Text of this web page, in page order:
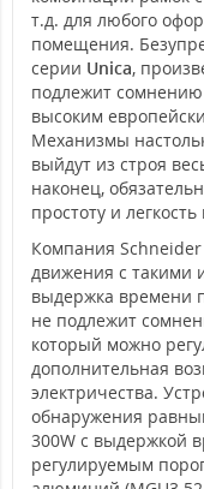
т.д. для любого
помещения.
серии Unica,
подлежит сомнению
высоким
Механизмы
выйдут из строя
наконец,
простоту и
Компания
движения с такими
выдержка времени
не подлежит
который можно
дополнительная
электричества.
обнаружения
300W с выдержкой
регулируемым